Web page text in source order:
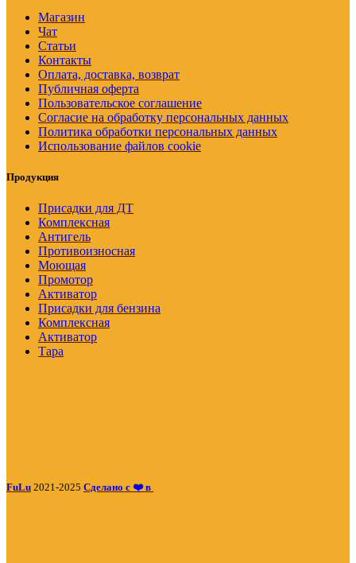
Магазин
Чат
Статьи
Контакты
Оплата, доставка, возврат
Публичная оферта
Пользовательское соглашение
Согласие на обработку персональных данных
Политика обработки персональных данных
Использование файлов cookie
Продукция
Присадки для ДТ
Комплексная
Антигель
Противоизносная
Моющая
Промотор
Активатор
Присадки для бензина
Комплексная
Активатор
Тара
FuLu 2021-2025 Сделано с ❤️ в